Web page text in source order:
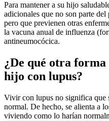
Para mantener a su hijo
adicionales que no son parte
pero que previenen otras
la vacuna anual de influenza
antineumocócica.
¿De qué otra
hijo con lupus?
Vivir con lupus no significa que
normal. De hecho, se alienta a
viviendo como lo harían